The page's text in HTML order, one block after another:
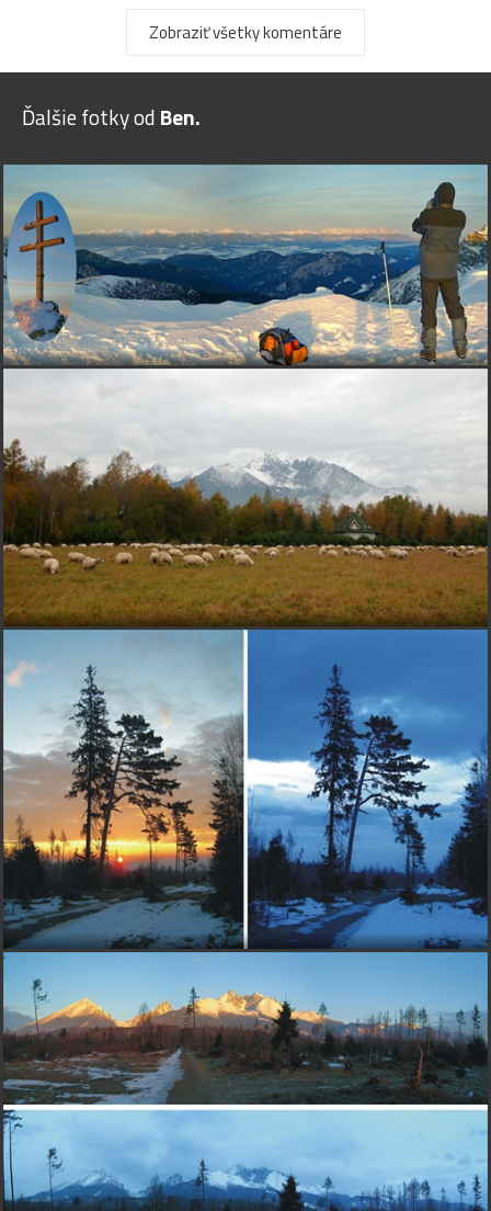
pred 14 rokmi
pekné
ivetapred 14 rokmi
Zobraziť všetky komentáre
Ďalšie fotky od Ben.